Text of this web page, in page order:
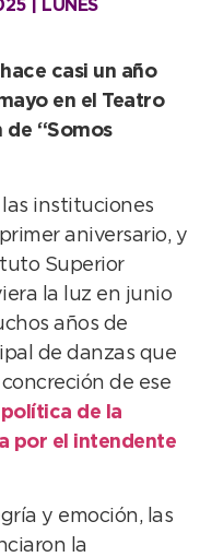
| LUNES
casi un año
en el Teatro
de “Somos
instituciones
aniversario, y
Superior
la luz en junio
años de
de danzas que
de ese
política de la
por el intendente
y emoción, las
la